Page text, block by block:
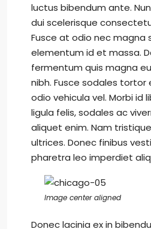
luctus bibendum ante.
dui scelerisque
Fusce at odio nec magna
elementum id et massa.
fermentum quis magna
nibh. Fusce sodales tortor
odio vehicula vel. Morbi id
ligula felis, sodales ac
aliquet enim. Nam
ultrices. Donec finibus
pharetra leo imperdiet
Image center aligned
Donec lacinia ex in